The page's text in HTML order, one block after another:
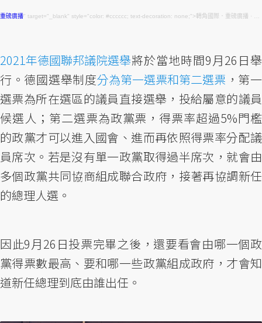
重磅廣播" target="_blank" style="color: #cccccc; text-decoration: none;">轉角國際．重磅廣播 ·
2021年德國聯邦議院選舉將於當地時間9月26日舉
行。德國選舉制度分為第一選票和第二選票 ，第一
選票為所在選區的議員直接選舉，投給屬意的議員
候選人；第二選票為政黨票，得票率超過5%門檻
的政黨才可以進入國會、進而再依照得票率分配議
員席次。若是沒有單一政黨取得過半席次，就會由
多個政黨共同協商組成聯合政府，接著再協調新任
的總理人選。
因此9月26日投票完畢之後，還要看會由哪一個政
黨得票數最高、要和哪一些政黨組成政府，才會知
道新任總理到底由誰出任。